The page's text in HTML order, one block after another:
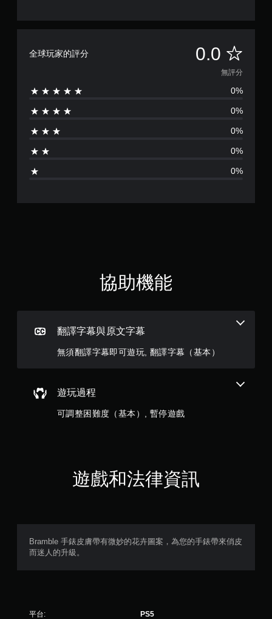
全球玩家的評分 0.0 無
評
分
無評分
0%
0%
0%
0%
0%
協助機能
翻譯字幕與原文字幕
無須翻譯字幕即可遊玩, 翻譯字幕（基本）
遊玩過程
可調整困難度（基本）, 暫停遊戲
遊戲和法律資訊
Bramble 手錶皮膚帶有微妙的花卉圖案，為您的手錶帶來俏皮
而迷人的升級。
平台: PS5